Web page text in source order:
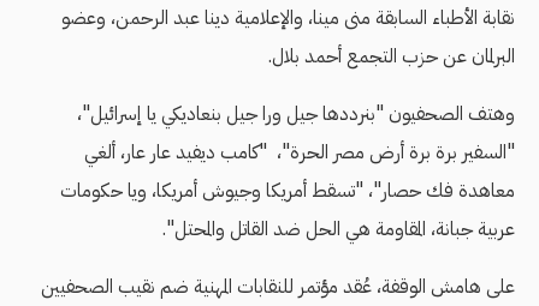
نقابة الأطباء السابقة منى مينا، والإعلامية دينا عبد الرحمن، وعضو
البرلمان عن حزب التجمع أحمد بلال.
وهتف الصحفيون "بنرددها جيل ورا جيل بنعاديكي يا إسرائيل"،
"السفير برة برة أرض مصر الحرة"، "كامب ديفيد عار عار، ألغي
معاهدة فك حصار"، "تسقط أمريكا وجيوش أمريكا، ويا حكومات
عربية جبانة، المقاومة هي الحل ضد القاتل والمحتل".
على هامش الوقفة، عُقد مؤتمر للنقابات المهنية ضم نقيب الصحفيين